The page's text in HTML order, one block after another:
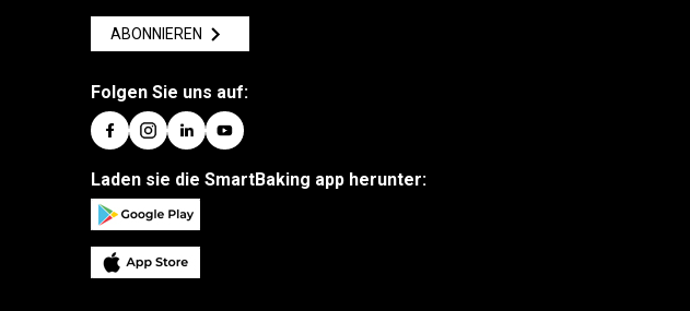
ABONNIEREN
Folgen Sie uns auf:
Laden sie die SmartBaking app herunter: